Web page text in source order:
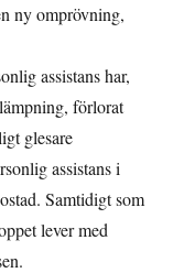
ny omprövning,
assistans har,
förlorat
glesare
assistans i
Samtidigt som
lever med